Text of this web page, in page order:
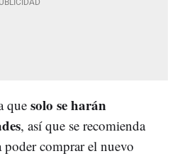
quesolo se harán
, así que se recomienda
poder comprar el nuevo